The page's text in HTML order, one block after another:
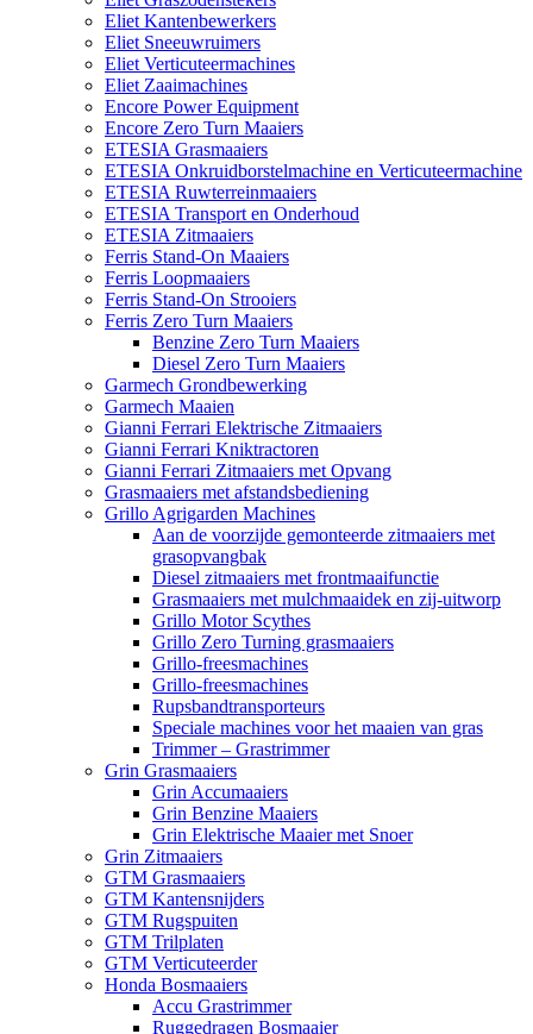
Eliet Kantenbewerkers
Eliet Sneeuwruimers
Eliet Verticuteermachines
Eliet Zaaimachines
Encore Power Equipment
Encore Zero Turn Maaiers
ETESIA Grasmaaiers
ETESIA Onkruidborstelmachine en Verticuteermachine
ETESIA Ruwterreinmaaiers
ETESIA Transport en Onderhoud
ETESIA Zitmaaiers
Ferris Stand-On Maaiers
Ferris Loopmaaiers
Ferris Stand-On Strooiers
Ferris Zero Turn Maaiers
Benzine Zero Turn Maaiers
Diesel Zero Turn Maaiers
Garmech Grondbewerking
Garmech Maaien
Gianni Ferrari Elektrische Zitmaaiers
Gianni Ferrari Kniktractoren
Gianni Ferrari Zitmaaiers met Opvang
Grasmaaiers met afstandsbediening
Grillo Agrigarden Machines
Aan de voorzijde gemonteerde zitmaaiers met
grasopvangbak
Diesel zitmaaiers met frontmaaifunctie
Grasmaaiers met mulchmaaidek en zij-uitworp
Grillo Motor Scythes
Grillo Zero Turning grasmaaiers
Grillo-freesmachines
Grillo-freesmachines
Rupsbandtransporteurs
Speciale machines voor het maaien van gras
Trimmer – Grastrimmer
Grin Grasmaaiers
Grin Accumaaiers
Grin Benzine Maaiers
Grin Elektrische Maaier met Snoer
Grin Zitmaaiers
GTM Grasmaaiers
GTM Kantensnijders
GTM Rugspuiten
GTM Trilplaten
GTM Verticuteerder
Honda Bosmaaiers
Accu Grastrimmer
Ruggedragen Bosmaaier